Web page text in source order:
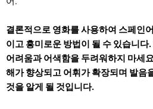
결론적으로 영화를 사용하여 스페인
이고 흥미로운 방법이 될 수 있습니다
어려움과 어색함을 두려워하지 마세
해가 향상되고 어휘가 확장되며 발음
것을 알게 될 것입니다.